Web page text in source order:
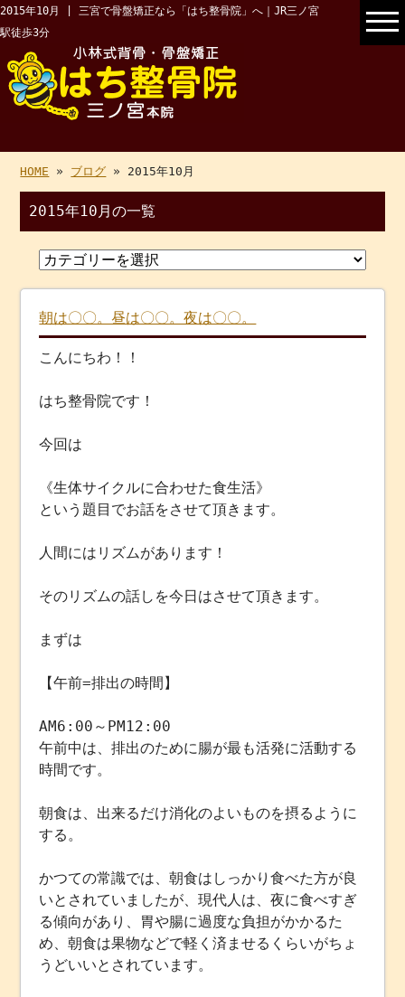
2015年10月 | 三宮で骨盤矯正なら「はち整骨院」へ｜JR三ノ宮
駅徒歩3分
HOME » ブログ » 2015年10月
2015年10月の一覧
朝は〇〇。昼は〇〇。夜は〇〇。
こんにちわ！！
はち整骨院です！
今回は
《生体サイクルに合わせた食生活》
という題目でお話をさせて頂きます。
人間にはリズムがあります！
そのリズムの話しを今日はさせて頂きます。
まずは
【午前=排出の時間】
AM6:00～PM12:00
午前中は、排出のために腸が最も活発に活動する
時間です。
朝食は、出来るだけ消化のよいものを摂るように
する。
かつての常識では、朝食はしっかり食べた方が良
いとされていましたが、現代人は、夜に食べすぎ
る傾向があり、胃や腸に過度な負担がかかるた
め、朝食は果物などで軽く済ませるくらいがちょ
うどいいとされています。